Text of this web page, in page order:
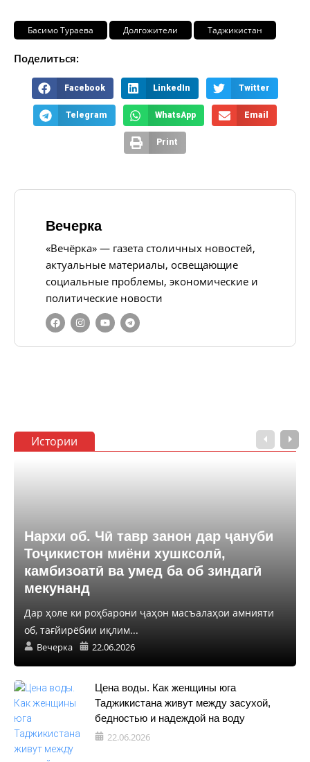
Басимо Тураева Долгожители Таджикистан
Поделиться:
Facebook LinkedIn Twitter
Telegram WhatsApp Email
Print
Вечерка
«Вечёрка» — газета столичных новостей,
актуальные материалы, освещающие
социальные проблемы, экономические и
политические новости
Истории
Нархи об. Чӣ тавр занон дар ҷануби
Тоҷикистон миёни хушксолӣ,
камбизоатӣ ва умед ба об зиндагӣ
мекунанд
Дар ҳоле ки роҳбарони ҷаҳон масъалаҳои амнияти
об, тағйирёбии иқлим...
Вечерка 22.06.2026
Цена воды. Как женщины юга
Таджикистана живут между засухой,
бедностью и надеждой на воду
22.06.2026